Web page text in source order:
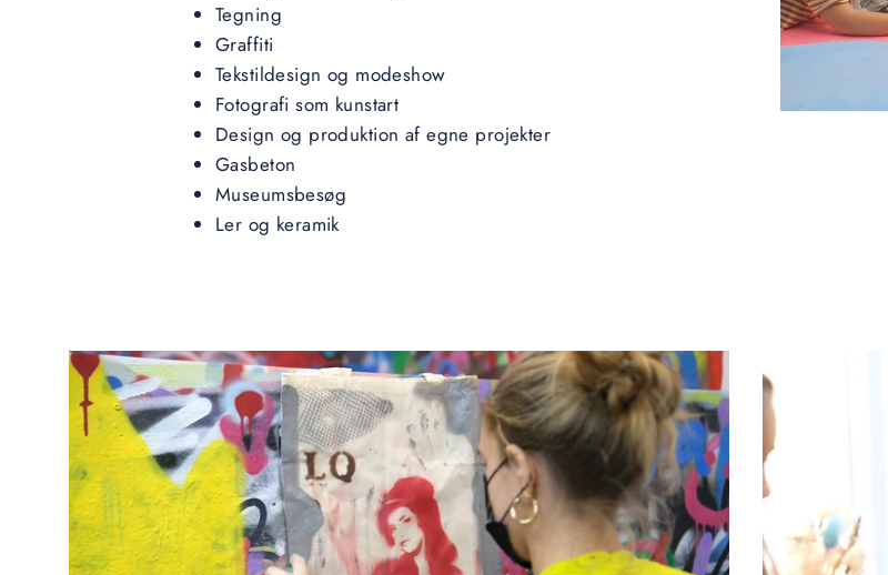
Tegning
Graffiti
Tekstildesign og modeshow
Fotografi som kunstart
Design og produktion af egne projekter
Gasbeton
Museumsbesøg
Ler og keramik